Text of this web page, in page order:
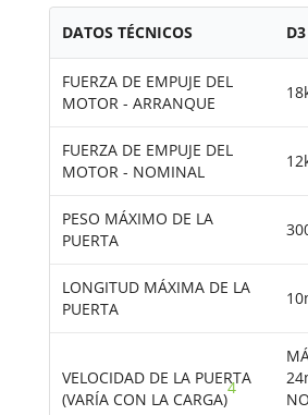
DATOS TÉCNICOS
FUERZA DE EMPUJE DEL
MOTOR - ARRANQUE
FUERZA DE EMPUJE DEL
MOTOR - NOMINAL
PESO MÁXIMO DE LA
PUERTA
LONGITUD MÁXIMA DE LA
PUERTA
VELOCIDAD DE LA PUERTA
(VARÍA CON LA CARGA)
4